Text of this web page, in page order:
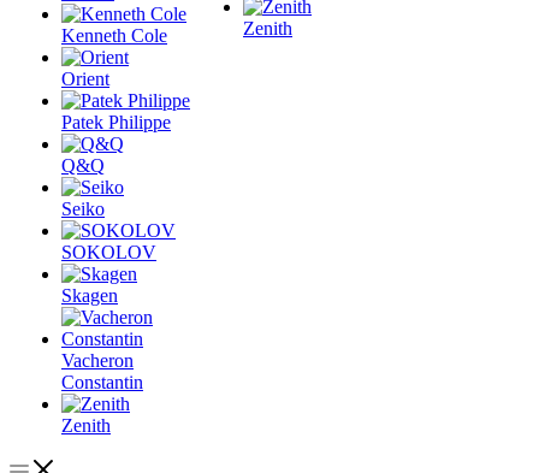
Kenneth Cole
Orient
Patek Philippe
Q&Q
Seiko
SOKOLOV
Skagen
Vacheron
Constantin
Zenith
Zenith